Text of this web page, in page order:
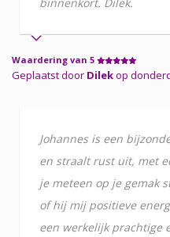
Waardering van 5
Geplaatst door Dilekop
Johannes is een
en straalt rust uit, met
je meteen op je gemak
of hij mij positieve
een werkelijk prachtige